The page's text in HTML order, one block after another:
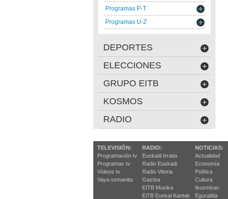
Programas P-T
Programas U-Z
DEPORTES
ELECCIONES
GRUPO EITB
KOSMOS
RADIO
TELEVISIÓN:
Programación tv
Programas tv
Vídeos tv
Vaya semanita
RADIO:
Euskadi Irratia
Radio Euskadi
Radio Vitoria
Gaztea
EITB Musika
EiTB Euskal Kantak
NOTICIAS:
Actualidad
Economía
Política
Cultura
Ikusmiran
Eguraldia